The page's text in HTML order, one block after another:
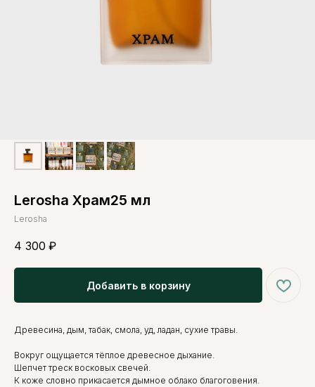
Lerosha Храм25 мл
Lerosha
4 300 ₽
Добавить в корзину
Древесина, дым, табак, смола, уд, ладан, сухие травы.
Вокруг ощущается тёплое древесное дыхание.
Шепчет треск восковых свечей.
К коже словно прикасается дымное облако благоговения.